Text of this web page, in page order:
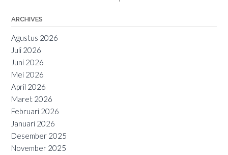
ARCHIVES
Agustus 2026
Juli 2026
Juni 2026
Mei 2026
April 2026
Maret 2026
Februari 2026
Januari 2026
Desember 2025
November 2025